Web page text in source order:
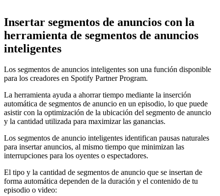
Insertar segmentos de anuncios con la
herramienta de segmentos de anuncios
inteligentes
Los segmentos de anuncios inteligentes son una función disponible
para los creadores en Spotify Partner Program.
La herramienta ayuda a ahorrar tiempo mediante la inserción
automática de segmentos de anuncio en un episodio, lo que puede
asistir con la optimización de la ubicación del segmento de anuncio
y la cantidad utilizada para maximizar las ganancias.
Los segmentos de anuncio inteligentes identifican pausas naturales
para insertar anuncios, al mismo tiempo que minimizan las
interrupciones para los oyentes o espectadores.
El tipo y la cantidad de segmentos de anuncio que se insertan de
forma automática dependen de la duración y el contenido de tu
episodio o video: